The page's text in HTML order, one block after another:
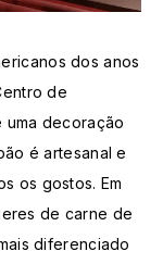
dos anos
de
decoração
é artesanal e
os gostos. Em
de carne de
diferenciado